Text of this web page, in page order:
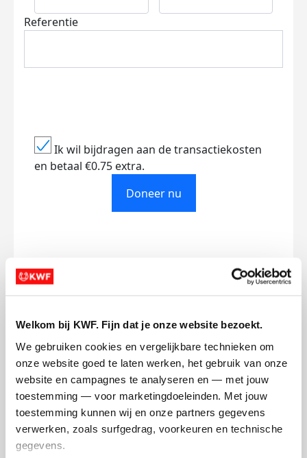
Welkom bij KWF. Fijn dat je onze website bezoekt.
We gebruiken cookies en vergelijkbare technieken om
onze website goed te laten werken, het gebruik van onze
website en campagnes te analyseren en — met jouw
toestemming — voor marketingdoeleinden. Met jouw
toestemming kunnen wij en onze partners gegevens
verwerken, zoals surfgedrag, voorkeuren en technische
gegevens.
Referentie
Ik wil bijdragen aan de transactiekosten
en betaal €0.75 extra.
Doneer nu
Opgehaald
€309
Streefbedrag
€1.000
Doneer
Mijn activiteiten volgen